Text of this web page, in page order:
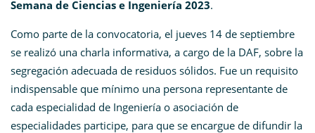
Semana de Ciencias e Ingeniería 2023.
Como parte de la convocatoria, el jueves 14 de septiembre
se realizó una charla informativa, a cargo de la DAF, sobre la
segregación adecuada de residuos sólidos. Fue un requisito
indispensable que mínimo una persona representante de
cada especialidad de Ingeniería o asociación de
especialidades participe, para que se encargue de difundir la